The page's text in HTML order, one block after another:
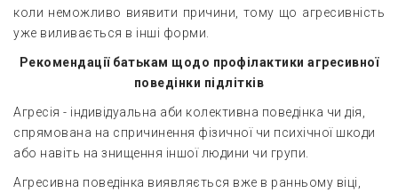
коли неможливо виявити причини, тому що агресивність
уже виливається в інші форми.
Рекомендації батькам щодо профілактики агресивної
поведінки підлітків
Агресія - індивідуальна аби колективна поведінка чи дія,
спрямована на спричинення фізичної чи психічної шкоди
або навіть на знищення іншої людини чи групи.
Агресивна поведінка виявляється вже в ранньому віці,